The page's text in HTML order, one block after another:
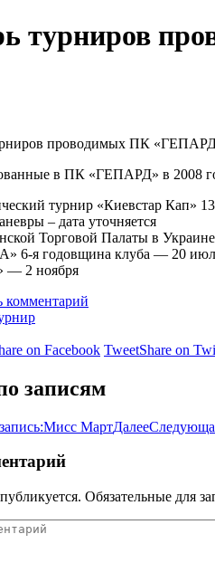
турниров
проводимых ПК
в ПК «ГЕПАРД» в 2008
турнир «Киевстар Кап»
– дата уточняется
Торговой Палаты в
6-я годовщина клуба — 20
— 2 ноября
комментарий
on Facebook TweetShare on
записям
Мисс МартДалее
Обязательные для